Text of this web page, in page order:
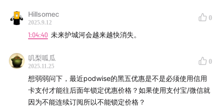
00:00:04AI 播客工具 Podwise 介绍及其市场潜力
Hillsomec
2025.9.12
0
1:04:40 未来护城河会越来越快消失。
叽梨呱瓜
2025.11.25
0
想弱弱问下，最近podwise的黑五优惠是不是必须使用信用
卡支付才能往后面年锁定优惠价格？如果使用支付宝/微信就
因为不能连续订阅所以不能锁定价格？